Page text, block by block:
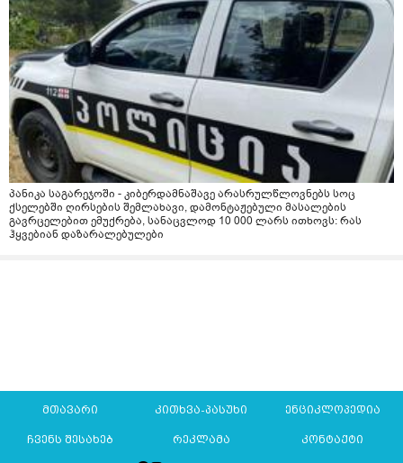
პანიკა საგარეჯოში - კიბერდამნაშავე არასრულწლოვნებს სოც
ქსელებში ღირსების შემლახავი, დამონტაჟებული მასალების
გავრცელებით ემუქრება, სანაცვლოდ 10 000 ლარს ითხოვს: რას
ჰყვებიან დაზარალებულები
მთავარი კითხვა-პასუხი ენციკლოპედია
ჩვენს შესახებ რეკლამა კონტაქტი